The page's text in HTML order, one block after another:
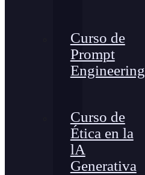
Curso de
Prompt
Engineering
Curso de
Ética en la
lA
Generativa